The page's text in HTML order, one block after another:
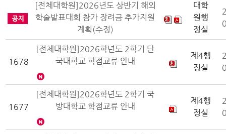
[전체대학원]2026년도 상반기 해외
학술발표대회 참가 장려금 추가지원
계획(수정)
대학
원행
정실
1678
[전체대학원]2026학년도 2학기 단
국대학교 학점교류 안내
제4행
정실
1677
[전체대학원]2026학년도 2학기 국
방대학교 학점교류 안내
제4행
정실